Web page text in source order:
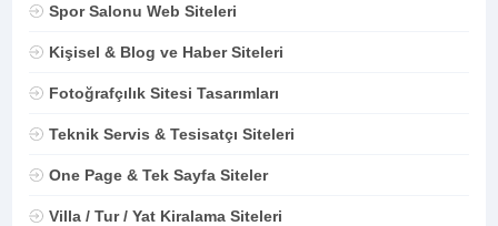
Spor Salonu Web Siteleri
Kişisel & Blog ve Haber Siteleri
Fotoğrafçılık Sitesi Tasarımları
Teknik Servis & Tesisatçı Siteleri
One Page & Tek Sayfa Siteler
Villa / Tur / Yat Kiralama Siteleri